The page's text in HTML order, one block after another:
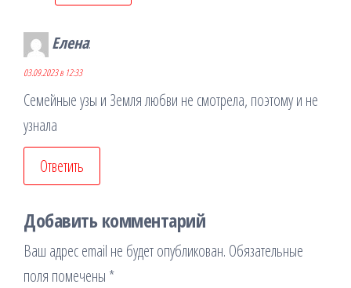
Елена:
03.09.2023 в 12:33
Семейные узы и Земля любви не смотрела, поэтому и не
узнала
Ответить
Добавить комментарий
Ваш адрес email не будет опубликован. Обязательные
поля помечены *